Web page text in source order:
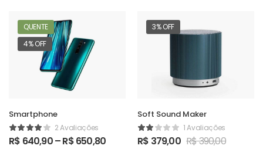
QUENTE
4% OFF
Smartphone
2 Avaliações
R$ 640,90–R$650,80
3% OFF
Soft Sound Maker
1 Avaliações
R$ 379,00 R$390,00